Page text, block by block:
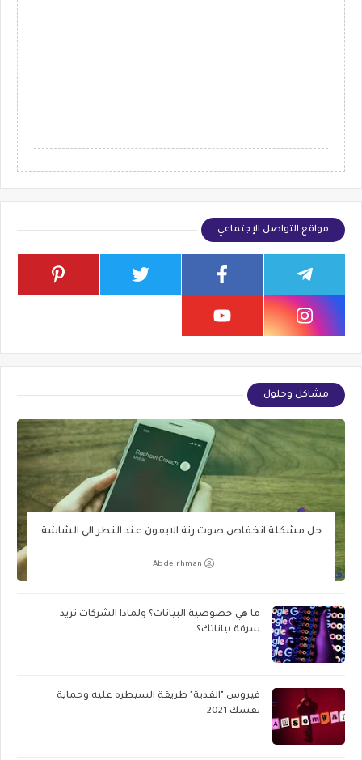
مواقع التواصل الإجتماعي
مشاكل وحلول
حل مشكلة انخفاض صوت رنة الايفون عند النظر الي الشاشة
Abdelrhman
ما هي خصوصية البيانات؟ ولماذا الشركات تريد
سرقة بياناتك؟
فيروس "الفدية" طريقة السيطره عليه وحماية
نفسك 2021